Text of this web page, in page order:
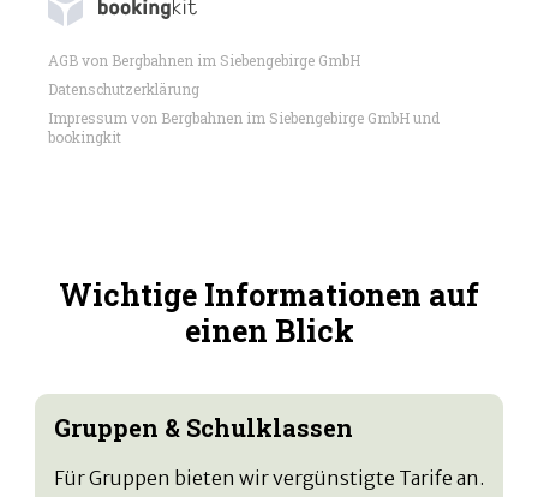
AGB von Bergbahnen im Siebengebirge GmbH
Datenschutzerklärung
Impressum von Bergbahnen im Siebengebirge GmbH und
bookingkit
Wichtige Informationen auf
einen Blick
Gruppen & Schulklassen
Für Gruppen bieten wir vergünstigte Tarife an.